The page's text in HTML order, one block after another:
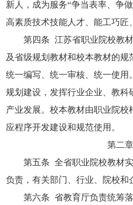
新人，成为服务“争当表率、争
高素质技术技能人才、能工巧匠
第四条 江苏省职业院校教
及省级规划教材和校本教材的
统一编写、统一审核、统一使
规划建设，发挥行业企业、教
产业发展。校本教材由职业院
应程序开发建设和规范使用。
第二
第五条 全省职业院校教材
负责，有关部门、行业、院校和
第六条 省教育厅负责统筹